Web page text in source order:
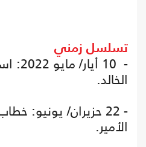
تسلسل زمني
- 10
الخالد.
- 22 حزيران/ يونيو:
الأمير.